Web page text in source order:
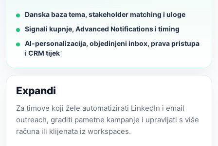
Danska baza tema, stakeholder matching i uloge
Signali kupnje, Advanced Notifications i timing
AI-personalizacija, objedinjeni inbox, prava pristupa
i CRM tijek
Expandi
Za timove koji žele automatizirati LinkedIn i email
outreach, graditi pametne kampanje i upravljati s više
računa ili klijenata iz workspaces.